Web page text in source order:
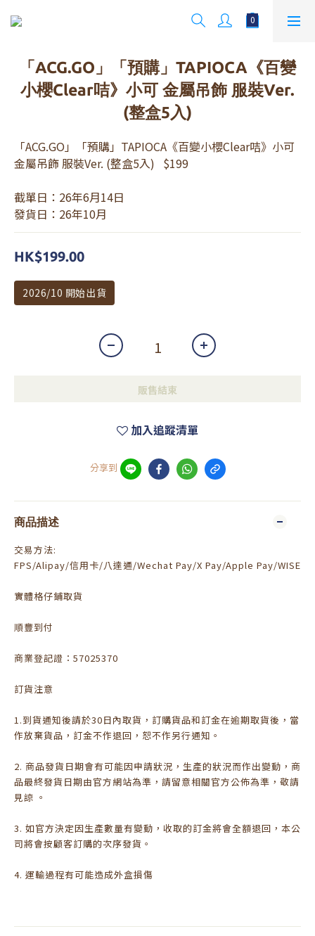
「ACG.GO」「預購」TAPIOCA《百變
小櫻Clear咭》小可 金屬吊飾 服裝Ver.
(整盒5入)
「ACG.GO」「預購」TAPIOCA《百變小櫻Clear咭》小可
金屬吊飾 服裝Ver. (整盒5入)   $199
截單日：26年6月14日
發貨日：26年10月
HK$199.00
2026/10 開始出貨
販售結束
加入追蹤清單
分享到
商品描述
交易方法:
FPS/Alipay/信用卡/八達通/Wechat Pay/X Pay/Apple Pay/WISE
實體格仔鋪取貨
順豐到付
商業登記證：57025370
訂貨注意
1.到貨通知後請於30日內取貨，訂購貨品和訂金在逾期取貨後，當
作放棄貨品，訂金不作退回，恕不作另行通知。
2. 商品發貨日期會有可能因申請狀況，生產的狀況而作出變動，商
品最終發貨日期由官方網站為準，請留意相關官方公佈為準，敬請
見諒 。
3. 如官方決定因生產數量有變動，收取的訂金將會全額退回，本公
司將會按顧客訂購的次序發貨。
4. 運輸過程有可能造成外盒損傷